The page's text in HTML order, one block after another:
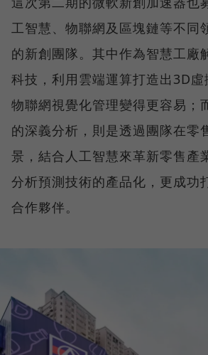
工智慧、物聯網及區塊鏈等不同
的新創團隊。其中作為智慧工廠
科技，利用雲端運算打造出3D
物聯網視覺化管理變得更容易；
的深義分析，則是透過團隊在零
景，結合人工智慧來革新零售產
分析預測技術的產品化，更成功
合作夥伴。